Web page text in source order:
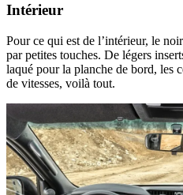
Intérieur
Pour ce qui est de l’intérieur, le
par petites touches. De légers
laqué pour la planche de bord, les
de vitesses, voilà tout.